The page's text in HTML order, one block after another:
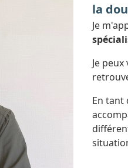
la
Je
Je
En tant